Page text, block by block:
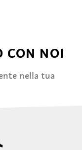
CON NOI
nella tua